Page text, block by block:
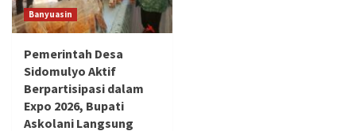
Banyuasin
Pemerintah Desa
Sidomulyo Aktif
Berpartisipasi dalam
Expo 2026, Bupati
Askolani Langsung